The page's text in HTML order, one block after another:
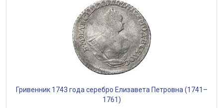
Гривенник 1743 года серебро Елизавета Петровна (1741–
1761)